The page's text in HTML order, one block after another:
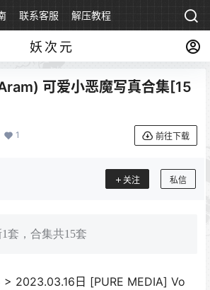
联系客服 解压教程
妖次元
可爱小恶魔写真合集[15
1 前往下载
关注 私信
1套，合集共15套
2023.03.16日 [PURE MEDIA] Vo